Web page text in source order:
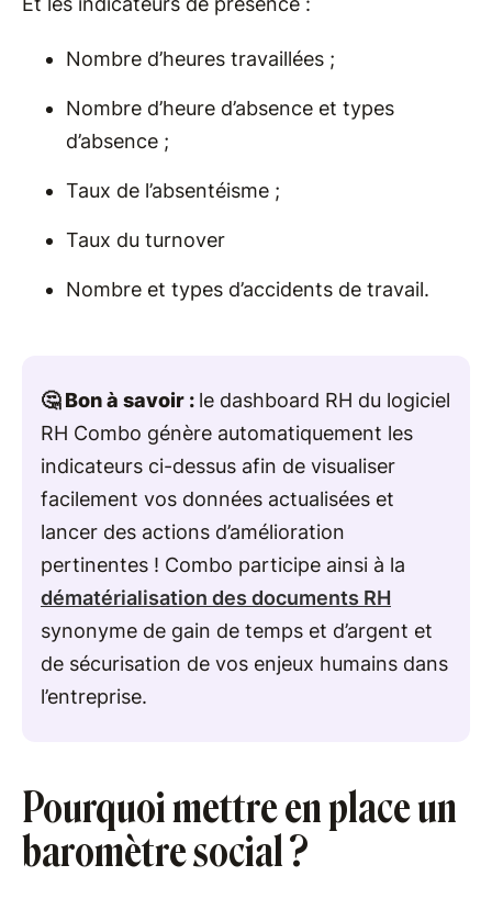
Nombre d’heures travaillées ;
Nombre d’heure d’absence et types
d’absence ;
Taux de l’absentéisme ;
Taux du turnover
Nombre et types d’accidents de travail.
🤔 Bon à savoir : le dashboard RH du logiciel
RH Combo génère automatiquement les
indicateurs ci-dessus afin de visualiser
facilement vos données actualisées et
lancer des actions d’amélioration
pertinentes ! Combo participe ainsi à la
dématérialisation des documents RH
synonyme de gain de temps et d’argent et
de sécurisation de vos enjeux humains dans
l’entreprise.
Pourquoi mettre en place un
baromètre social ?